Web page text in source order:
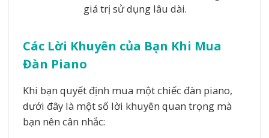
giá trị sử dụng lâu dài.
Các Lời Khuyên của Bạn Khi Mua
Đàn Piano
Khi bạn quyết định mua một chiếc đàn piano,
dưới đây là một số lời khuyên quan trọng mà
bạn nên cân nhắc: